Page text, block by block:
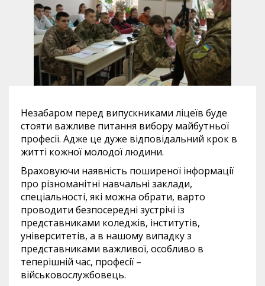
Незабаром перед випускниками ліцеїв буде
стояти важливе питання вибору майбутньої
професії. Адже це дуже відповідальний крок в
житті кожної молодої людини.
Враховуючи наявність поширеної інформації
про різноманітні навчальні заклади,
спеціальності, які можна обрати, варто
проводити безпосередні зустрічі із
представниками коледжів, інститутів,
університетів, а в нашому випадку з
представниками важливої, особливо в
теперішній час, професії –
військовослужбовець.